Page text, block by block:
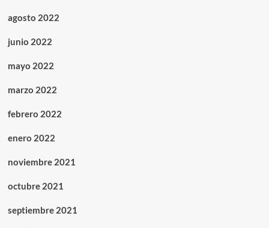
agosto 2022
junio 2022
mayo 2022
marzo 2022
febrero 2022
enero 2022
noviembre 2021
octubre 2021
septiembre 2021